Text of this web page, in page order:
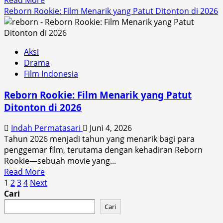
more
about
Daftar
Paling
Dinanti
2026:
Rilis
Sinopsis
Reborn Rookie: Film Menarik yang Patut Ditonton di 2026
Aksi
Drama
Film Indonesia
Reborn Rookie: Film Menarik yang Patut
Ditonton di 2026
Indah Permatasari
Juni 4, 2026
Tahun 2026 menjadi tahun yang menarik bagi para
penggemar film, terutama dengan kehadiran Reborn
Rookie—sebuah movie yang...
Read MoreRead
more
Rookie:
Paginasi
pos
1 234 Next
Cari
Cari